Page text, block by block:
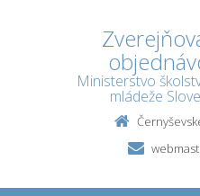
Ministerstvo
mládeže